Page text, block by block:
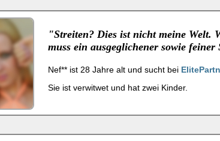
"Streiten? Dies ist nicht meine Welt.
muss ein ausgeglichener sowie feiner
Nef** ist 28 Jahre alt und sucht bei
Sie ist verwitwet und hat zwei Kinder.